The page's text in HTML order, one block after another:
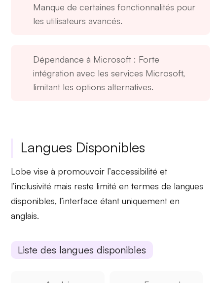
Manque de certaines fonctionnalités pour
les utilisateurs avancés.
Dépendance à Microsoft : Forte
intégration avec les services Microsoft,
limitant les options alternatives.
Langues Disponibles
Lobe vise à promouvoir l’accessibilité et
l’inclusivité mais reste limité en termes de langues
disponibles, l’interface étant uniquement en
anglais.
Liste des langues disponibles